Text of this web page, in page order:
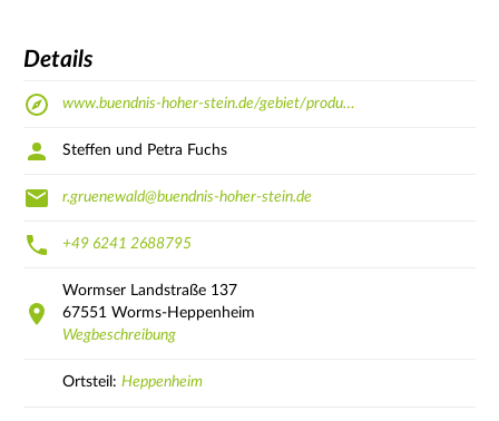
Details
www.buendnis-hoher-stein.de/gebiet/produ…
Steffen und Petra Fuchs
r.gruenewald@buendnis-hoher-stein.de
+49 6241 2688795
Wormser Landstraße 137
67551 Worms-Heppenheim
Wegbeschreibung
Ortsteil: Heppenheim